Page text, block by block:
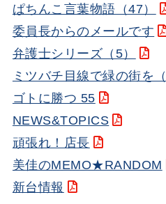
ぱちんこ言葉物語（47）
委員長からのメールです
弁護士シリーズ（5）
ミツバチ目線で緑の街を（
ゴトに勝つ 55
NEWS&TOPICS
頑張れ！店長
美佳のMEMO★RANDOM
新台情報